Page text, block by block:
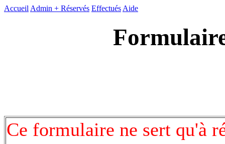
Accueil Admin + Réservés Effectués Aide
Ce formulaire ne sert qu'à